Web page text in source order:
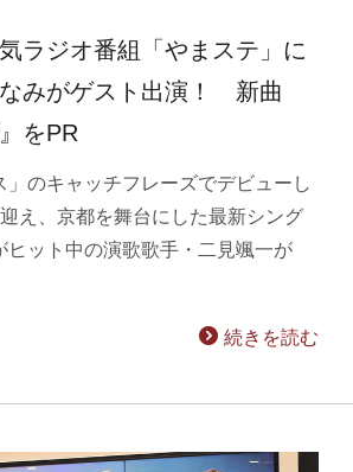
ラジオ番組「やまステ」に
みがゲスト出演！ 新曲
をPR
」のキャッチフレーズでデビューし
え、京都を舞台にした最新シング
ヒット中の演歌歌手・二見颯一が
続きを読む